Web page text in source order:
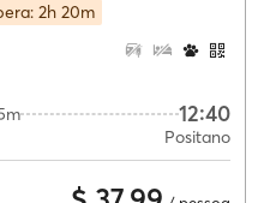
2h 20m
12:40
Positano